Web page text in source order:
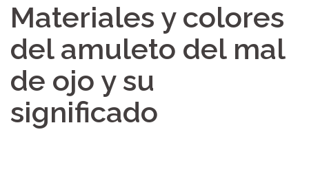
Materiales y colores
del amuleto del mal
de ojo y su
significado